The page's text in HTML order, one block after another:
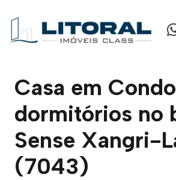
Casa em
dormitórios no
Sense Xangri-
(7043)